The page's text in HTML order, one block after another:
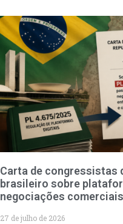
Carta de congressistas
brasileiro sobre
negociações comerciais
27 de julho de 2026